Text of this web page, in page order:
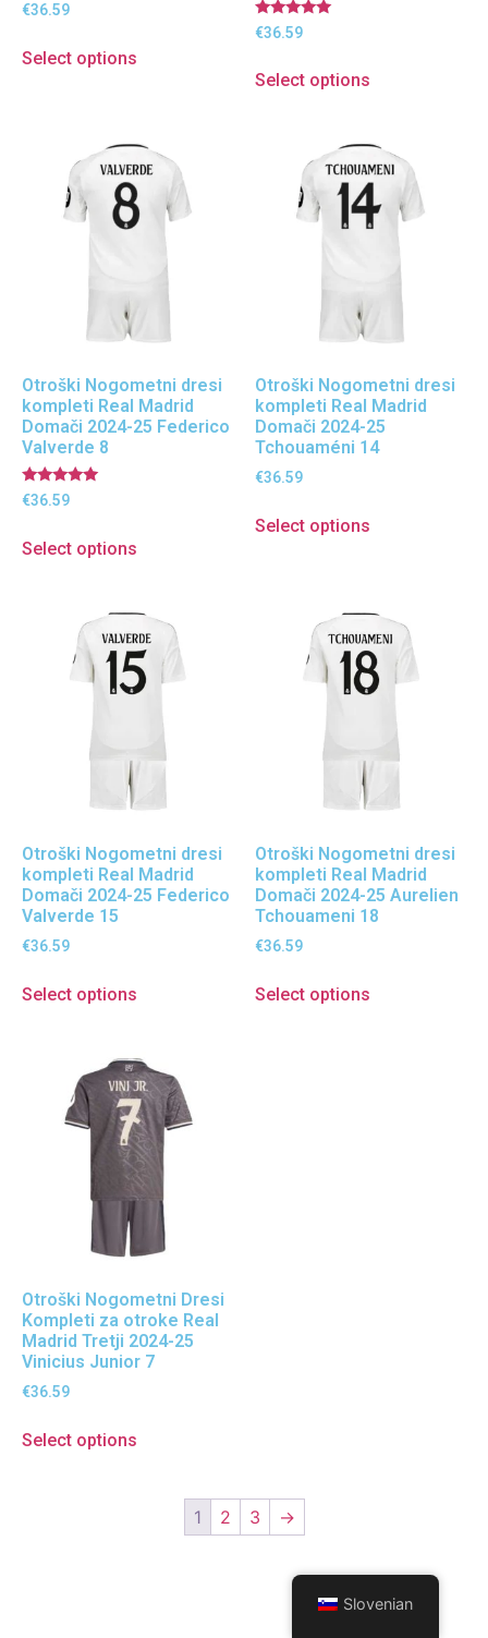
€36.59
Select options
Ocenjeno
5.00
€36.59
Select options
Otroški Nogometni dresi
kompleti Real Madrid
Domači 2024-25 Federico
Valverde 8
Ocenjeno
5.00
€36.59
Select options
Otroški Nogometni dresi
kompleti Real Madrid
Domači 2024-25
Tchouaméni 14
€36.59
Select options
Otroški Nogometni dresi
kompleti Real Madrid
Domači 2024-25 Federico
Valverde 15
€36.59
Select options
Otroški Nogometni dresi
kompleti Real Madrid
Domači 2024-25 Aurelien
Tchouameni 18
€36.59
Select options
Otroški Nogometni Dresi
Kompleti za otroke Real
Madrid Tretji 2024-25
Vinicius Junior 7
€36.59
Select options
1 2 3 →
Slovenian